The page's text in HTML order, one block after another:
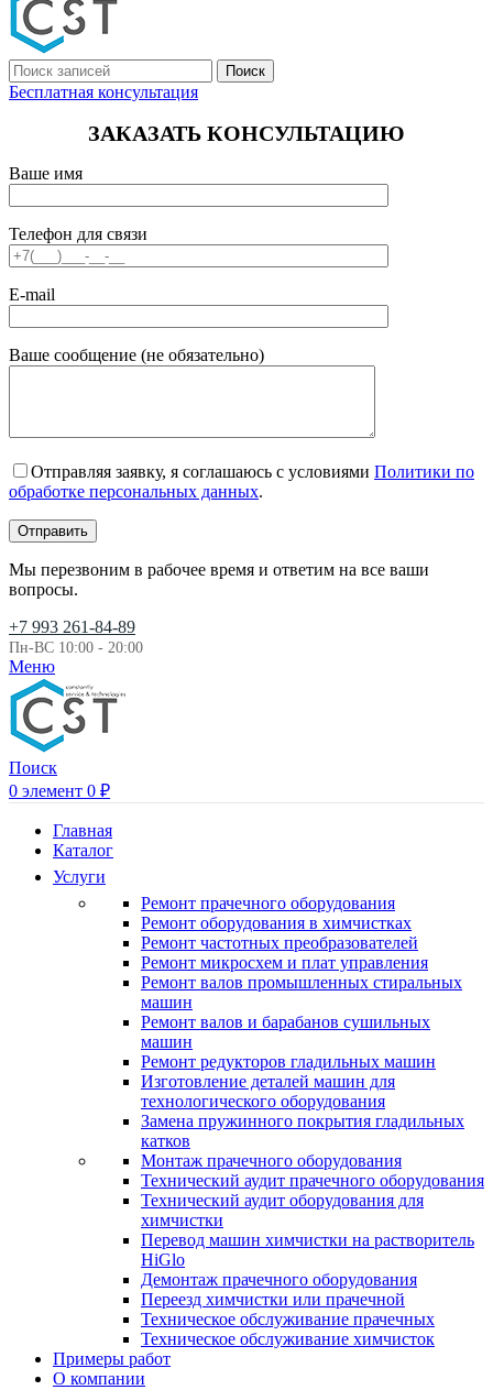
Поиск
Бесплатная консультация
ЗАКАЗАТЬ КОНСУЛЬТАЦИЮ
Ваше имя
Телефон для связи
E-mail
Ваше сообщение (не обязательно)
Отправляя заявку, я соглашаюсь с условиями Политики по
обработке персональных данных.
Мы перезвоним в рабочее время и ответим на все ваши
вопросы.
+7 993 261-84-89
Пн-ВС 10:00 - 20:00
Меню
Поиск
0 элемент 0 ₽
Главная
Каталог
Услуги
Ремонт прачечного оборудования
Ремонт оборудования в химчистках
Ремонт частотных преобразователей
Ремонт микросхем и плат управления
Ремонт валов промышленных стиральных
машин
Ремонт валов и барабанов сушильных
машин
Ремонт редукторов гладильных машин
Изготовление деталей машин для
технологического оборудования
Замена пружинного покрытия гладильных
катков
Монтаж прачечного оборудования
Технический аудит прачечного оборудования
Технический аудит оборудования для
химчистки
Перевод машин химчистки на растворитель
HiGlo
Демонтаж прачечного оборудования
Переезд химчистки или прачечной
Техническое обслуживание прачечных
Техническое обслуживание химчисток
Примеры работ
О компании